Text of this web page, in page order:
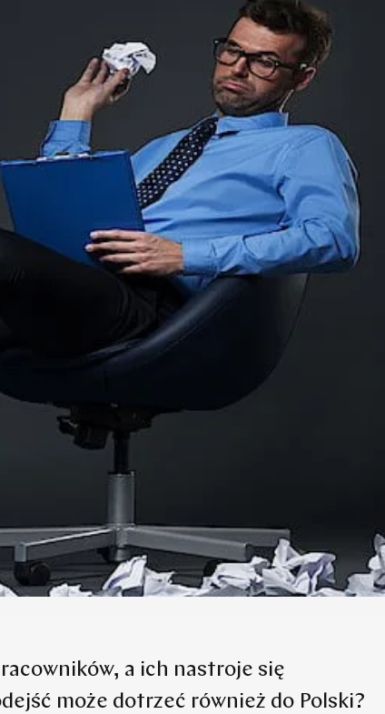
a ich nastroje się
może dotrzeć również do Polski?